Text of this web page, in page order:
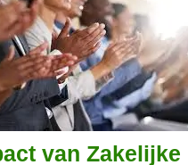
van